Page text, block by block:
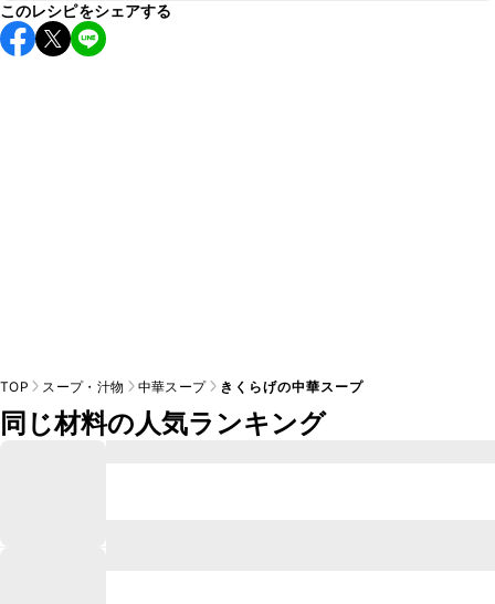
保存期間は冷蔵で翌日中が目安です。なるべくお早めにお召
し上がりください。
このレシピをシェアする
TOP スープ・汁物 中華スープ きくらげの中華スープ
同じ材料の人気ランキング